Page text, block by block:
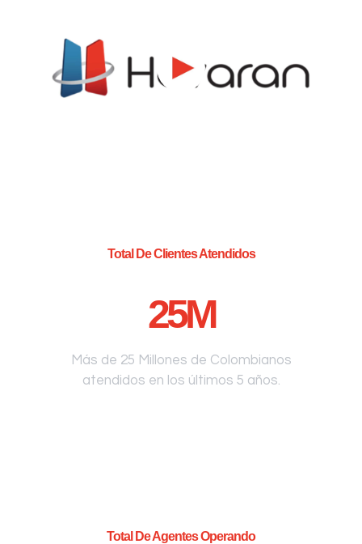
Total De Clientes Atendidos
25M
Más de 25 Millones de Colombianos
atendidos en los últimos 5 años.
Total De Agentes Operando